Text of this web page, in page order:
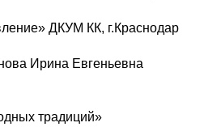
ДКУМ КК, г.Краснодар
Ирина Евгеньевна
традиций»